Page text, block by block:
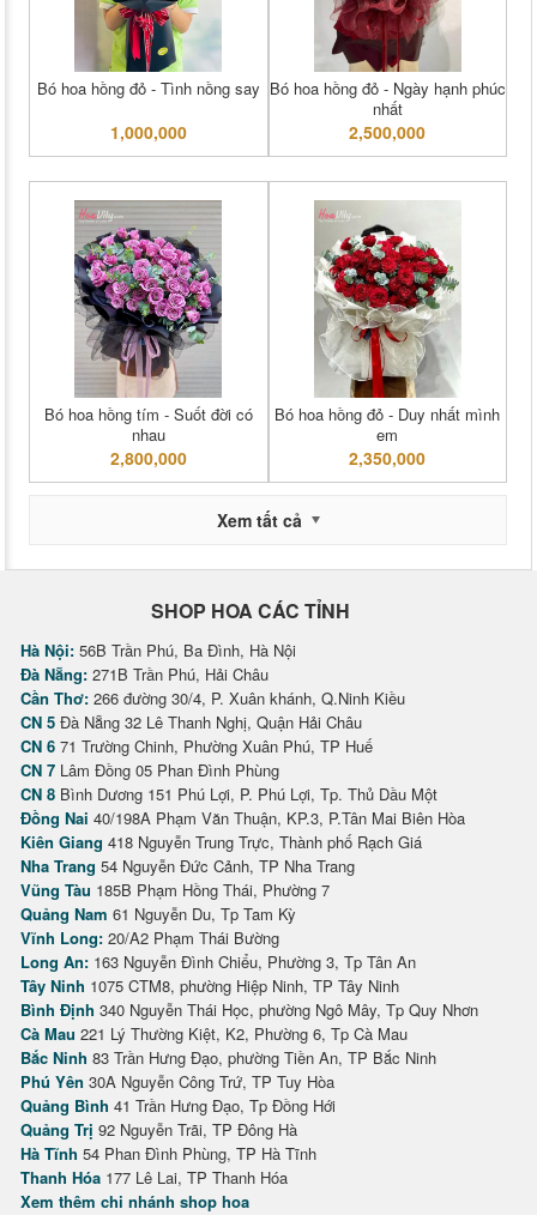
Bó hoa hồng đỏ - Tình nồng say
1,000,000
Bó hoa hồng đỏ - Ngày hạnh phúc
nhất
2,500,000
Bó hoa hồng tím - Suốt đời có
nhau
2,800,000
Bó hoa hồng đỏ - Duy nhất mình
em
2,350,000
Xem tất cả
SHOP HOA CÁC TỈNH
Hà Nội: 56B Trần Phú, Ba Đình, Hà Nội
Đà Nẵng: 271B Trần Phú, Hải Châu
Cần Thơ: 266 đường 30/4, P. Xuân khánh, Q.Ninh Kiều
CN 5 Đà Nẵng 32 Lê Thanh Nghị, Quận Hải Châu
CN 6 71 Trường Chinh, Phường Xuân Phú, TP Huế
CN 7 Lâm Đồng 05 Phan Đình Phùng
CN 8 Bình Dương 151 Phú Lợi, P. Phú Lợi, Tp. Thủ Dầu Một
Đồng Nai 40/198A Phạm Văn Thuận, KP.3, P.Tân Mai Biên Hòa
Kiên Giang 418 Nguyễn Trung Trực, Thành phố Rạch Giá
Nha Trang 54 Nguyễn Đức Cảnh, TP Nha Trang
Vũng Tàu 185B Phạm Hồng Thái, Phường 7
Quảng Nam 61 Nguyễn Du, Tp Tam Kỳ
Vĩnh Long: 20/A2 Phạm Thái Bường
Long An: 163 Nguyễn Đình Chiểu, Phường 3, Tp Tân An
Tây Ninh 1075 CTM8, phường Hiệp Ninh, TP Tây Ninh
Bình Định 340 Nguyễn Thái Học, phường Ngô Mây, Tp Quy Nhơn
Cà Mau 221 Lý Thường Kiệt, K2, Phường 6, Tp Cà Mau
Bắc Ninh 83 Trần Hưng Đạo, phường Tiền An, TP Bắc Ninh
Phú Yên 30A Nguyễn Công Trứ, TP Tuy Hòa
Quảng Bình 41 Trần Hưng Đạo, Tp Đồng Hới
Quảng Trị 92 Nguyễn Trãi, TP Đông Hà
Hà Tĩnh 54 Phan Đình Phùng, TP Hà Tĩnh
Thanh Hóa 177 Lê Lai, TP Thanh Hóa
Xem thêm chi nhánh shop hoa